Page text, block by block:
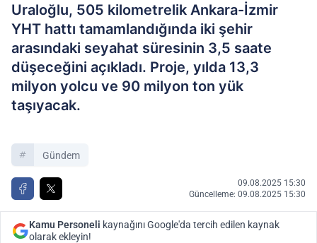
Uraloğlu, 505 kilometrelik Ankara-İzmir
YHT hattı tamamlandığında iki şehir
arasındaki seyahat süresinin 3,5 saate
düşeceğini açıkladı. Proje, yılda 13,3
milyon yolcu ve 90 milyon ton yük
taşıyacak.
Gündem
09.08.2025 15:30
Güncelleme: 09.08.2025 15:30
Kamu Personeli kaynağını Google'da tercih edilen kaynak
olarak ekleyin!